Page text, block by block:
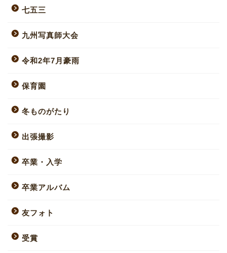
七五三
九州写真師大会
令和2年7月豪雨
保育園
冬ものがたり
出張撮影
卒業・入学
卒業アルバム
友フォト
受賞